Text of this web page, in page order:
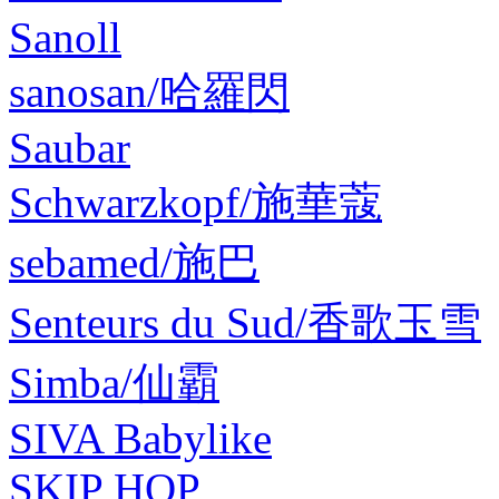
Sanoll
sanosan/哈羅閃
Saubar
Schwarzkopf/施華蔻
sebamed/施巴
Senteurs du Sud/香歌玉雪
Simba/仙霸
SIVA Babylike
SKIP HOP